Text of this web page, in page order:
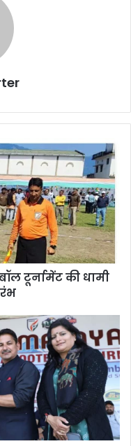
टूर्नामेंट की धामी